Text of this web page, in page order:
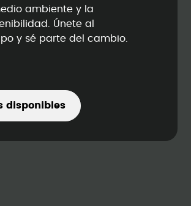
ambiente y la
Únete al
y sé parte del cambio.
disponibles